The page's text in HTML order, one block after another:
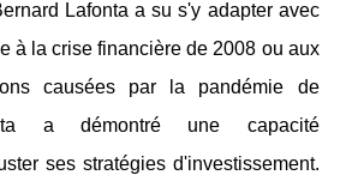
Lafonta a su s'y adapter avec
à la crise financière de 2008 ou aux
causées par la pandémie de
a démontré une capacité
ses stratégies d'investissement.